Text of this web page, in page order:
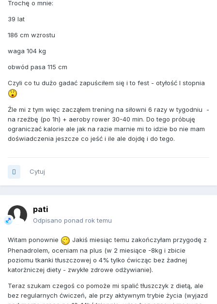
Trochę o mnie:
39 lat
186 cm wzrostu
waga 104 kg
obwód pasa 115 cm
Czyli co tu dużo gadać zapuściłem się i to fest - otyłość I stopnia
Źle mi z tym więc zacząłem trening na siłowni 6 razy w tygodniu -
na rzeźbę (po 1h) + aeroby rower 30-40 min. Do tego próbuję
ograniczać kalorie ale jak na razie marnie mi to idzie bo nie mam
doświadczenia jeszcze co jeść i ile ale dojdę i do tego.
Cytuj
pati
Odpisano ponad rok temu
Witam ponownie
Jakiś miesiąc temu zakończyłam przygodę z
Phenadrolem, oceniam na plus (w 2 miesiące -8kg i zbicie
poziomu tkanki tłuszczowej o 4% tylko ćwicząc bez żadnej
katorżniczej diety - zwykłe zdrowe odżywianie).
Teraz szukam czegoś co pomoże mi spalić tłuszczyk z dietą, ale
bez regularnych ćwiczeń, ale przy aktywnym trybie życia (wyjazd